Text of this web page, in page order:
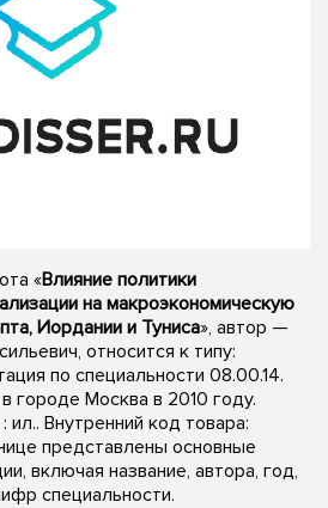
«Влияние политики
на макроэкономическую
Иордании и Туниса», автор —
относится к типу:
по специальности 08.00.14.
городе Москва в 2010 году.
Внутренний код товара:
представлены основные
включая название, автора, год,
специальности.